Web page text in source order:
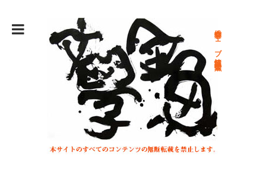
総合文学ウェブ情報誌 文学金魚